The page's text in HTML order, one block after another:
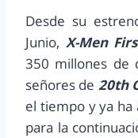
Desde su
Junio, X-Men
350 millones de
señores de 20th
el tiempo y ya ha
para la